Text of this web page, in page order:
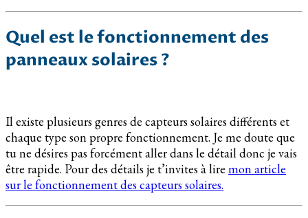
Quel est le fonctionnement des
panneaux solaires ?
Il existe plusieurs genres de capteurs solaires différents et
chaque type son propre fonctionnement. Je me doute que
tu ne désires pas forcément aller dans le détail donc je vais
être rapide. Pour des détails je t’invites à lire mon article
sur le fonctionnement des capteurs solaires.